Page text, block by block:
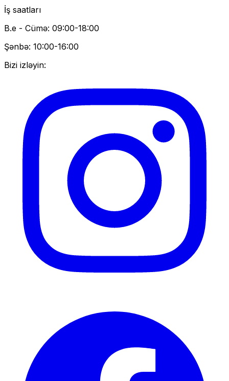
İş saatları
B.e - Cümə: 09:00-18:00
Şənbə: 10:00-16:00
Bizi izləyin: